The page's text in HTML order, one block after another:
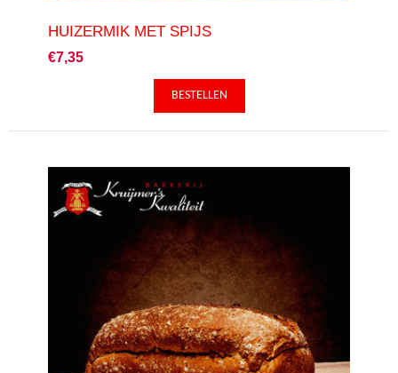
HUIZERMIK MET SPIJS
€7,35